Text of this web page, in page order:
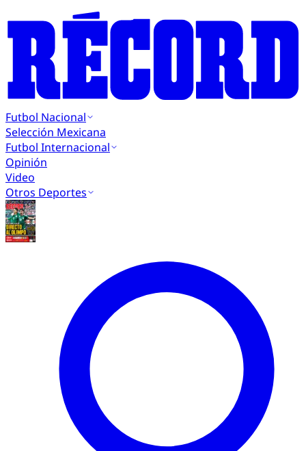
Futbol Nacional
Selección Mexicana
Futbol Internacional
Opinión
Video
Otros Deportes